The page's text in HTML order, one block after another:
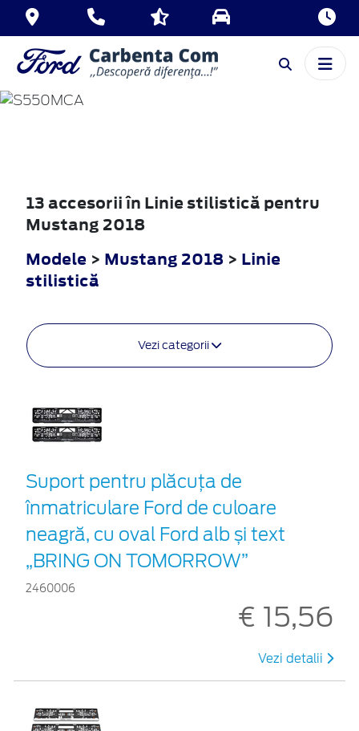
MUSTANG
13 accesorii în Linie stilistică pentru
Mustang 2018
Modele > Mustang 2018 > Linie
stilistică
Vezi categorii
Suport pentru plăcuța de
înmatriculare Ford de culoare
neagră, cu oval Ford alb și text
„BRING ON TOMORROW”
2460006
€ 15,56
Vezi detalii